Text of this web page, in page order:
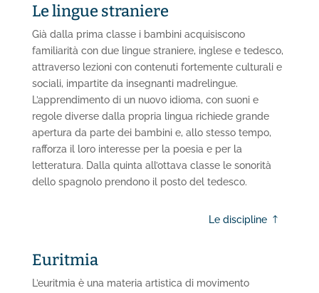
Le lingue straniere
Già dalla prima classe i bambini acquisiscono
familiarità con due lingue straniere, inglese e tedesco,
attraverso lezioni con contenuti fortemente culturali e
sociali, impartite da insegnanti madrelingue.
L’apprendimento di un nuovo idioma, con suoni e
regole diverse dalla propria lingua richiede grande
apertura da parte dei bambini e, allo stesso tempo,
rafforza il loro interesse per la poesia e per la
letteratura. Dalla quinta all’ottava classe le sonorità
dello spagnolo prendono il posto del tedesco.
Le discipline
Euritmia
L’euritmia è una materia artistica di movimento